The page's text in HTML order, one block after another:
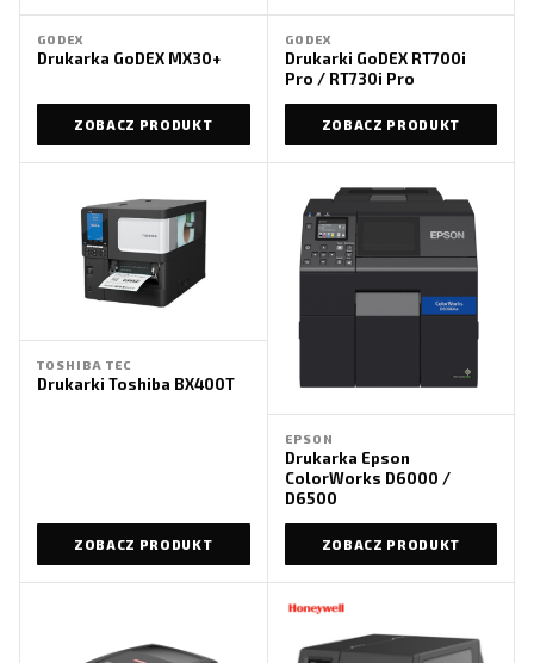
GODEX
Drukarka GoDEX MX30+
ZOBACZ PRODUKT
GODEX
Drukarki GoDEX RT700i
Pro / RT730i Pro
ZOBACZ PRODUKT
TOSHIBA TEC
Drukarki Toshiba BX400T
ZOBACZ PRODUKT
EPSON
Drukarka Epson
ColorWorks D6000 /
D6500
ZOBACZ PRODUKT